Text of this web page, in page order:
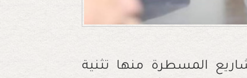
المسطرة منها تثنية